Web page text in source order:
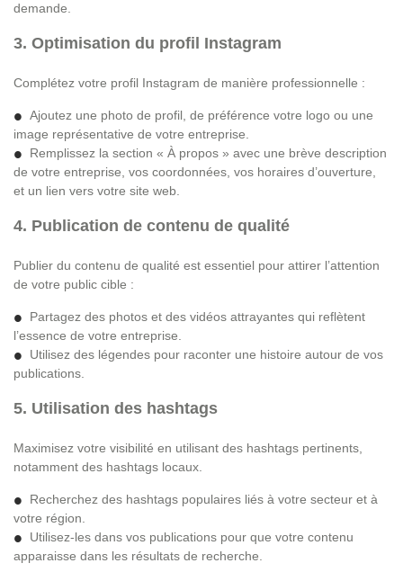
demande.
3. Optimisation du profil Instagram
Complétez votre profil Instagram de manière professionnelle :
Ajoutez une photo de profil, de préférence votre logo ou une
image représentative de votre entreprise.
Remplissez la section « À propos » avec une brève description
de votre entreprise, vos coordonnées, vos horaires d’ouverture,
et un lien vers votre site web.
4. Publication de contenu de qualité
Publier du contenu de qualité est essentiel pour attirer l’attention
de votre public cible :
Partagez des photos et des vidéos attrayantes qui reflètent
l’essence de votre entreprise.
Utilisez des légendes pour raconter une histoire autour de vos
publications.
5. Utilisation des hashtags
Maximisez votre visibilité en utilisant des hashtags pertinents,
notamment des hashtags locaux.
Recherchez des hashtags populaires liés à votre secteur et à
votre région.
Utilisez-les dans vos publications pour que votre contenu
apparaisse dans les résultats de recherche.